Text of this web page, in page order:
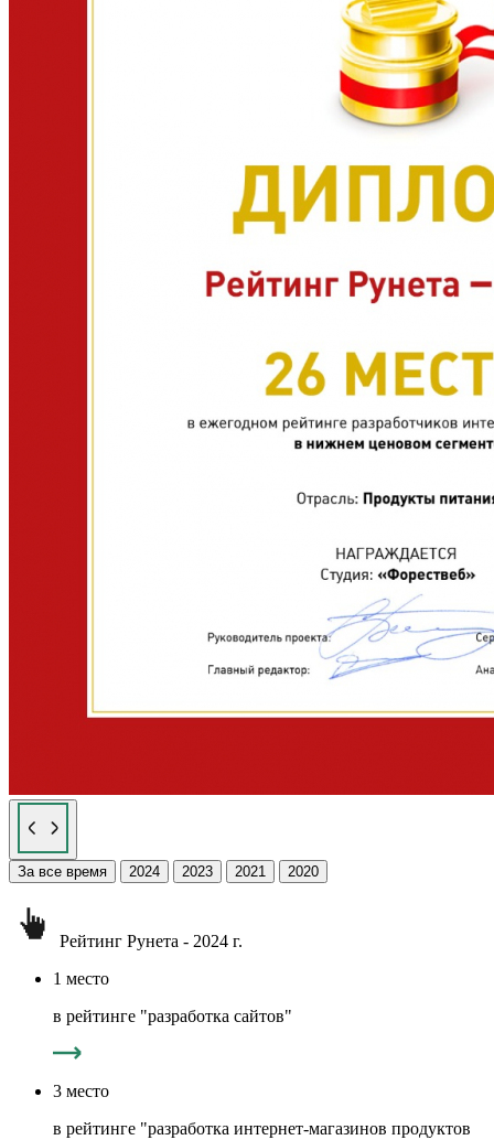
За все время 2024 2023 2021 2020
Рейтинг Рунета - 2024 г.
1 место
в рейтинге "разработка сайтов"
3 место
в рейтинге "разработка интернет-магазинов продуктов